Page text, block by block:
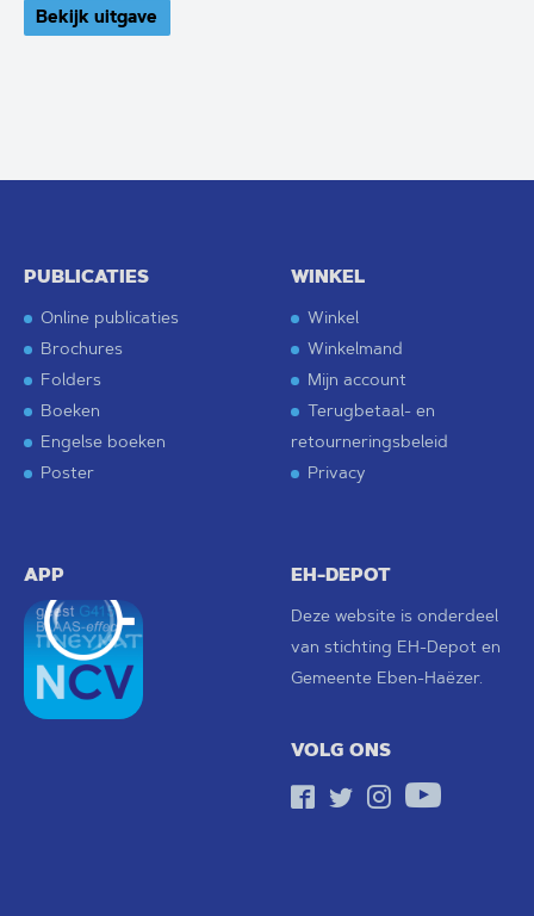
Bekijk uitgave
PUBLICATIES
Online publicaties
Brochures
Folders
Boeken
Engelse boeken
Poster
WINKEL
Winkel
Winkelmand
Mijn account
Terugbetaal- en
retourneringsbeleid
Privacy
APP EH-DEPOT
Deze website is onderdeel
van stichting EH-Depot en
Gemeente Eben-Haëzer.
VOLG ONS